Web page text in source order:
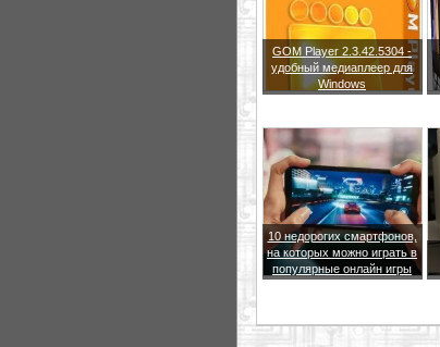
GOM Player 2.3.42.5304 -
удобный медиаплеер для
Windows
10 недорогих смартфонов,
на которых можно играть в
популярные онлайн игры